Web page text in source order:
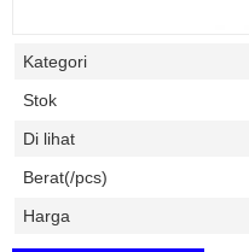
Kategori
Stok
Di lihat
Berat(/pcs)
Harga